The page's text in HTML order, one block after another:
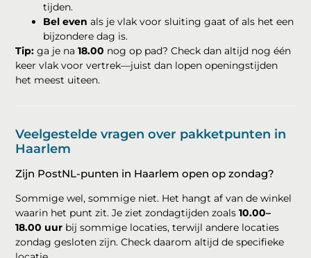
tijden.
Bel even als je vlak voor sluiting gaat of als het een
bijzondere dag is.
Tip: ga je na18.00 nog op pad? Check dan altijd nog één
keer vlak voor vertrek—juist dan lopen openingstijden
het meest uiteen.
Veelgestelde vragen over pakketpunten in
Haarlem
Zijn PostNL-punten in Haarlem open op zondag?
Sommige wel, sommige niet. Het hangt af van de winkel
waarin het punt zit. Je ziet zondagtijden zoals10.00–
18.00 uur bij sommige locaties, terwijl andere locaties
zondag gesloten zijn. Check daarom altijd de specifieke